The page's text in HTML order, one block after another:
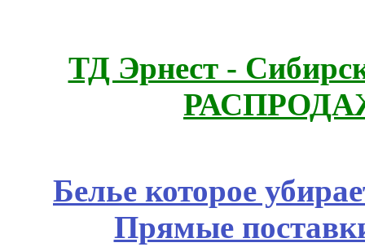
ТД Эрнест -
Белье которое
Прямые